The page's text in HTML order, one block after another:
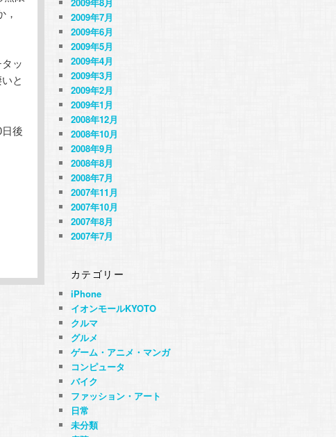
ッ
と
後
2009年7月
2009年6月
2009年5月
2009年4月
2009年3月
2009年2月
2009年1月
2008年12月
2008年10月
2008年9月
2008年8月
2008年7月
2007年11月
2007年10月
2007年8月
2007年7月
カテゴリー
iPhone
イオンモールKYOTO
クルマ
グルメ
ゲーム・アニメ・マンガ
コンピュータ
バイク
ファッション・アート
日常
未分類